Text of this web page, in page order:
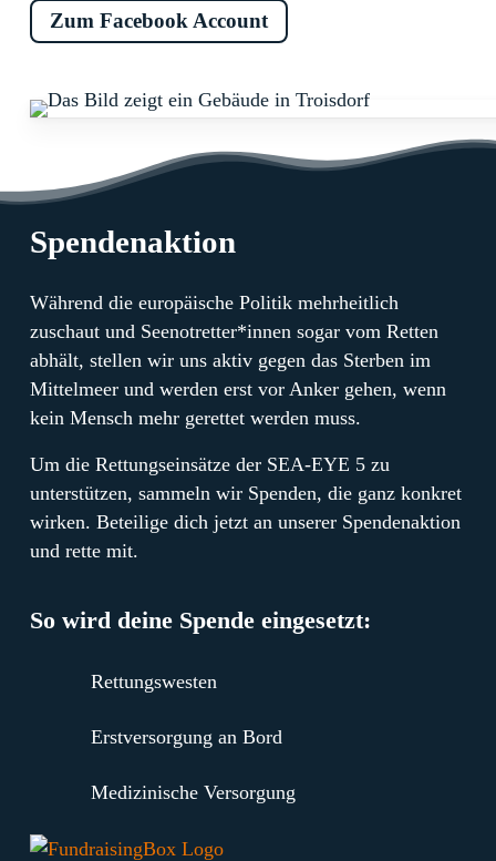
Zum Facebook Account
Spendenaktion
Während die europäische Politik mehrheitlich
zuschaut und Seenotretter*innen sogar vom Retten
abhält, stellen wir uns aktiv gegen das Sterben im
Mittelmeer und werden erst vor Anker gehen, wenn
kein Mensch mehr gerettet werden muss.
Um die Rettungseinsätze der SEA-EYE 5 zu
unterstützen, sammeln wir Spenden, die ganz konkret
wirken. Beteilige dich jetzt an unserer Spendenaktion
und rette mit.
So wird deine Spende eingesetzt:
Rettungswesten
Erstversorgung an Bord
Medizinische Versorgung